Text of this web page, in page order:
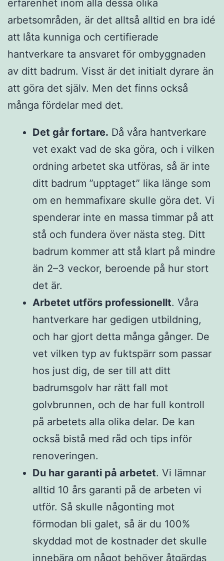
erfarenhet inom alla dessa olika
arbetsområden, är det alltså alltid en bra idé
att låta kunniga och certifierade
hantverkare ta ansvaret för ombyggnaden
av ditt badrum. Visst är det initialt dyrare än
att göra det själv. Men det finns också
många fördelar med det.
Det går fortare. Då våra hantverkare
vet exakt vad de ska göra, och i vilken
ordning arbetet ska utföras, så är inte
ditt badrum ”upptaget” lika länge som
om en hemmafixare skulle göra det. Vi
spenderar inte en massa timmar på att
stå och fundera över nästa steg. Ditt
badrum kommer att stå klart på mindre
än 2–3 veckor, beroende på hur stort
det är.
Arbetet utförs professionellt. Våra
hantverkare har gedigen utbildning,
och har gjort detta många gånger. De
vet vilken typ av fuktspärr som passar
hos just dig, de ser till att ditt
badrumsgolv har rätt fall mot
golvbrunnen, och de har full kontroll
på arbetets alla olika delar. De kan
också bistå med råd och tips inför
renoveringen.
Du har garanti på arbetet. Vi lämnar
alltid 10 års garanti på de arbeten vi
utför. Så skulle någonting mot
förmodan bli galet, så är du 100%
skyddad mot de kostnader det skulle
innebära om något behöver åtgärdas